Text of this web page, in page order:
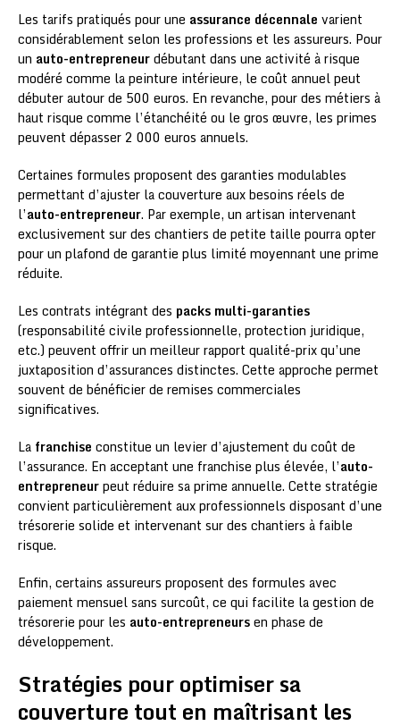
Les tarifs pratiqués pour une assurance décennale varient
considérablement selon les professions et les assureurs. Pour
un auto-entrepreneurdébutant dans une activité à risque
modéré comme la peinture intérieure, le coût annuel peut
débuter autour de 500 euros. En revanche, pour des métiers à
haut risque comme l’étanchéité ou le gros œuvre, les primes
peuvent dépasser 2 000 euros annuels.
Certaines formules proposent des garanties modulables
permettant d’ajuster la couverture aux besoins réels de
l’auto-entrepreneur. Par exemple, un artisan intervenant
exclusivement sur des chantiers de petite taille pourra opter
pour un plafond de garantie plus limité moyennant une prime
réduite.
Les contrats intégrant des packs multi-garanties
(responsabilité civile professionnelle, protection juridique,
etc.) peuvent offrir un meilleur rapport qualité-prix qu’une
juxtaposition d’assurances distinctes. Cette approche permet
souvent de bénéficier de remises commerciales
significatives.
La franchise constitue un levier d’ajustement du coût de
l’assurance. En acceptant une franchise plus élevée, l’auto-
entrepreneurpeut réduire sa prime annuelle. Cette stratégie
convient particulièrement aux professionnels disposant d’une
trésorerie solide et intervenant sur des chantiers à faible
risque.
Enfin, certains assureurs proposent des formules avec
paiement mensuel sans surcoût, ce qui facilite la gestion de
trésorerie pour les auto-entrepreneursen phase de
développement.
Stratégies pour optimiser sa
couverture tout en maîtrisant les